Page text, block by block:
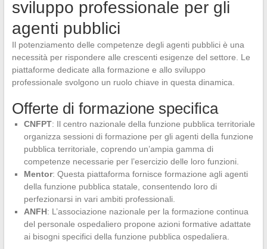
sviluppo professionale per gli
agenti pubblici
Il potenziamento delle competenze degli agenti pubblici è una
necessità per rispondere alle crescenti esigenze del settore. Le
piattaforme dedicate alla formazione e allo sviluppo
professionale svolgono un ruolo chiave in questa dinamica.
Offerte di formazione specifica
CNFPT: Il centro nazionale della funzione pubblica territoriale
organizza sessioni di formazione per gli agenti della funzione
pubblica territoriale, coprendo un’ampia gamma di
competenze necessarie per l’esercizio delle loro funzioni.
Mentor: Questa piattaforma fornisce formazione agli agenti
della funzione pubblica statale, consentendo loro di
perfezionarsi in vari ambiti professionali.
ANFH: L’associazione nazionale per la formazione continua
del personale ospedaliero propone azioni formative adattate
ai bisogni specifici della funzione pubblica ospedaliera.